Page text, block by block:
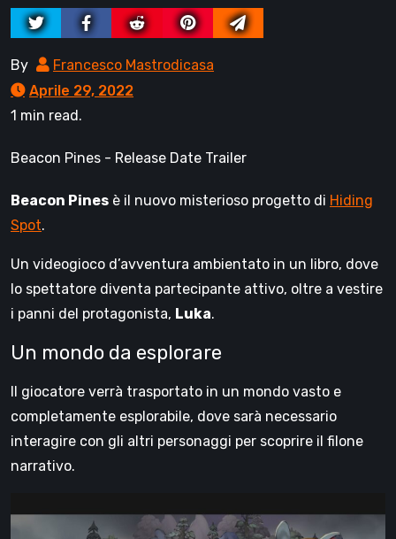
By
Francesco Mastrodicasa
Aprile 29, 2022
1 min read.
Beacon Pines - Release Date Trailer
Beacon Pines è il nuovo misterioso progetto di Hiding
Spot.
Un videogioco d’avventura ambientato in un libro, dove
lo spettatore diventa partecipante attivo, oltre a vestire
i panni del protagonista, Luka.
Un mondo da esplorare
Il giocatore verrà trasportato in un mondo vasto e
completamente esplorabile, dove sarà necessario
interagire con gli altri personaggi per scoprire il filone
narrativo.